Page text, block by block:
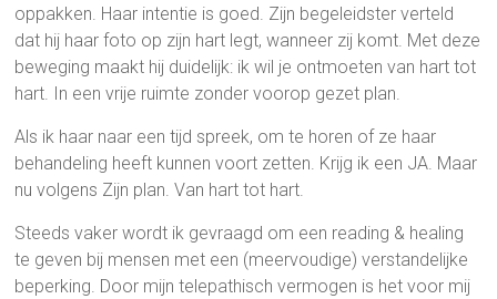
oppakken. Haar intentie is goed. Zijn begeleidster verteld
dat hij haar foto op zijn hart legt, wanneer zij komt. Met deze
beweging maakt hij duidelijk: ik wil je ontmoeten van hart tot
hart. In een vrije ruimte zonder voorop gezet plan.
Als ik haar naar een tijd spreek, om te horen of ze haar
behandeling heeft kunnen voort zetten. Krijg ik een JA. Maar
nu volgens Zijn plan. Van hart tot hart.
Steeds vaker wordt ik gevraagd om een reading & healing
te geven bij mensen met een (meervoudige) verstandelijke
beperking. Door mijn telepathisch vermogen is het voor mij